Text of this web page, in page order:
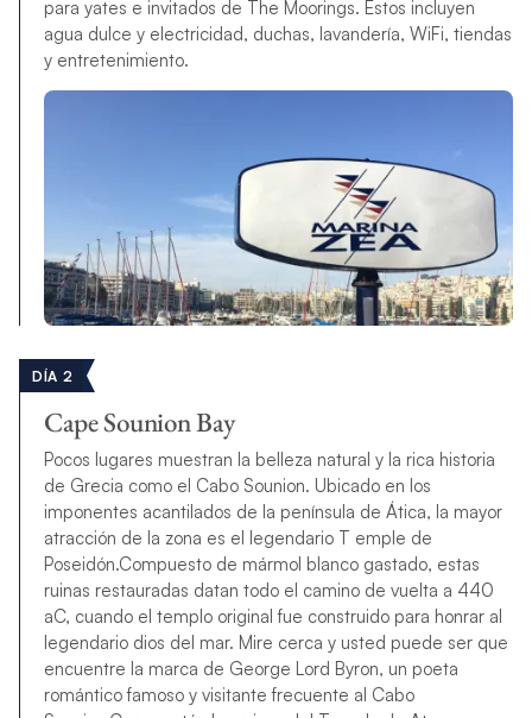
para yates e invitados de The Moorings. Estos incluyen
agua dulce y electricidad, duchas, lavandería, WiFi, tiendas
y entretenimiento.
DÍA 2
Cape Sounion Bay
Pocos lugares muestran la belleza natural y la rica historia
de Grecia como el Cabo Sounion. Ubicado en los
imponentes acantilados de la península de Ática, la mayor
atracción de la zona es el legendario T emple de
Poseidón.Compuesto de mármol blanco gastado, estas
ruinas restauradas datan todo el camino de vuelta a 440
aC, cuando el templo original fue construido para honrar al
legendario dios del mar. Mire cerca y usted puede ser que
encuentre la marca de George Lord Byron, un poeta
romántico famoso y visitante frecuente al Cabo